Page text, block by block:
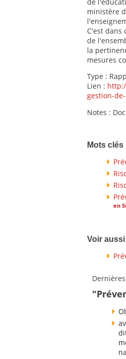
ministère
C'est dans
de
la
mesures
Type :
Lien :
gestion-
Notes :
Mots clés
en
Voir aussi